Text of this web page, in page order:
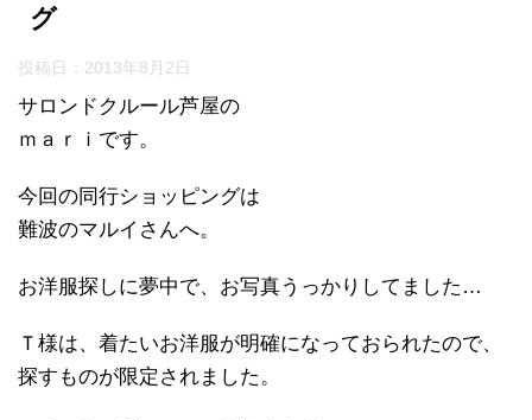
グ
投稿日： 2013年8月2日
サロンドクルール芦屋の
ｍａｒｉです。
今回の同行ショッピングは
難波のマルイさんへ。
お洋服探しに夢中で、お写真うっかりしてました…
Ｔ様は、着たいお洋服が明確になっておられたので、
探すものが限定されました。